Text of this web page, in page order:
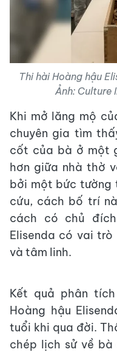
Thi hài Hoàng hậu
Ảnh: Culture
Khi mở lăng mộ
chuyên gia tìm
cốt của bà ở một
hơn giữa nhà thờ
bởi một bức tường
cứu, cách bố trí
cách có chủ
Elisenda có vai
và tâm linh.
Kết quả phân
Hoàng hậu
tuổi khi qua đời.
chép lịch sử về bà